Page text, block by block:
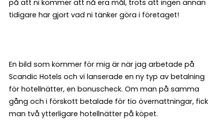
på att ni kommer att nå era mål, trots att ingen annan
tidigare har gjort vad ni tänker göra i företaget!
En bild som kommer för mig är när jag arbetade på
Scandic Hotels och vi lanserade en ny typ av betalning
för hotellnätter, en bonuscheck. Om man på samma
gång och i förskott betalade för tio övernattningar, fick
man två ytterligare hotellnätter på köpet.